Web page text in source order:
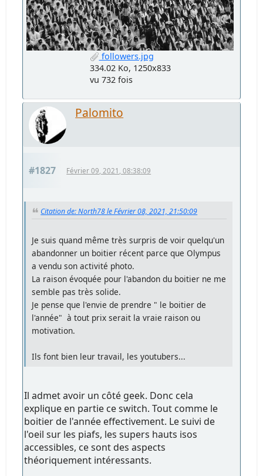
followers.jpg
334.02 Ko, 1250x833
vu 732 fois
Palomito
#1827 Février 09, 2021, 08:38:09
Citation de: North78 le Février 08, 2021, 21:50:09
Je suis quand même très surpris de voir quelqu'un
abandonner un boitier récent parce que Olympus
a vendu son activité photo.
La raison évoquée pour l'abandon du boitier ne me
semble pas très solide.
Je pense que l'envie de prendre " le boitier de
l'année" à tout prix serait la vraie raison ou
motivation.
Ils font bien leur travail, les youtubers...
Il admet avoir un côté geek. Donc cela
explique en partie ce switch. Tout comme le
boitier de l'année effectivement. Le suivi de
l'oeil sur les piafs, les supers hauts isos
accessibles, ce sont des aspects
théoriquement intéressants.